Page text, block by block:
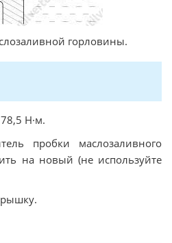
горловины.
Н·м.
пробки маслозаливного
на новый (не используйте